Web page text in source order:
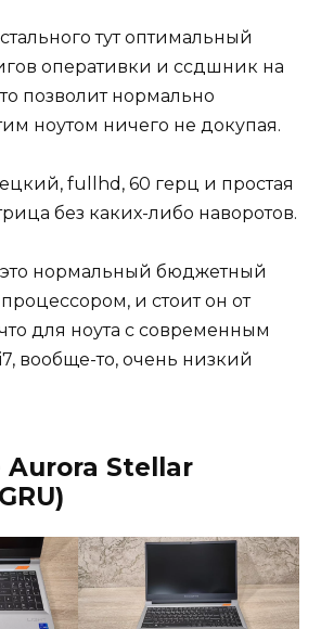
тут оптимальный
оперативки и ссдшник на
позволит нормально
ноутом ничего не докупая.
fullhd, 60 герц и простая
без каких-либо наворотов.
это нормальный бюджетный
и стоит он от
для ноута с современным
вообще-то, очень низкий
Aurora Stellar